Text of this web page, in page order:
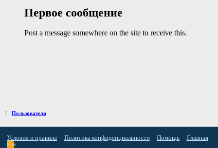
Первое сообщение
Post a message somewhere on the site to receive this.
Пользователи
Условия и правила Политика конфиденциальности Помощь Главная
RSS